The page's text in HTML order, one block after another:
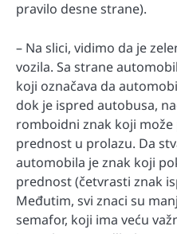
pravilo desne strane).
– Na slici, vidimo da je
vozila. Sa strane
koji označava da
dok je ispred autobusa,
romboidni znak koji
prednost u prolazu. Da
automobila je znak koji
prednost (četvrasti znak
Međutim, svi znaci su
semafor, koji ima veću